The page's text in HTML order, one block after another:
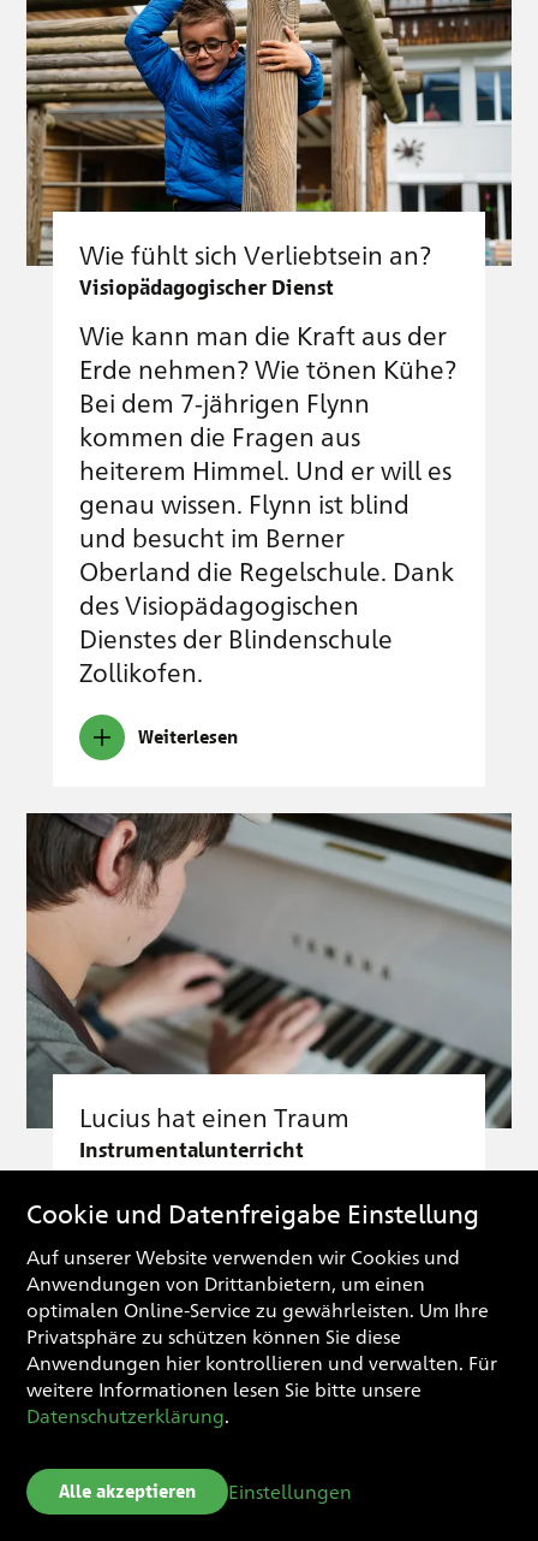
Wie fühlt sich Verliebtsein an?
Visiopädagogischer Dienst
Wie kann man die Kraft aus der
Erde nehmen? Wie tönen Kühe?
Bei dem 7-jährigen Flynn
kommen die Fragen aus
heiterem Himmel. Und er will es
genau wissen. Flynn ist blind
und besucht im Berner
Oberland die Regelschule. Dank
des Visiopädagogischen
Dienstes der Blindenschule
Zollikofen.
Weiterlesen
Lucius hat einen Traum
Instrumentalunterricht
Lucius Arz spielt leidenschaftlich
gern Klavier. Mehrere Stunden
täglich. Und er spielt gut. Das
hat er nicht nur Fleiss und
Ehrgeiz zu verdanken. «Er
verfügt über ein
ausserordentliches Talent und
hat das absolute Musikgehör»,
sagt sein Musiklehrer und
Mentor Alexander Wyssmann.
Cookie und Datenfreigabe Einstellung
Auf unserer Website verwenden wir Cookies und
Anwendungen von Drittanbietern, um einen
optimalen Online-Service zu gewährleisten. Um Ihre
Privatsphäre zu schützen können Sie diese
Anwendungen hier kontrollieren und verwalten. Für
weitere Informationen lesen Sie bitte unsere
Datenschutzerklärung.
Alle akzeptieren Einstellungen